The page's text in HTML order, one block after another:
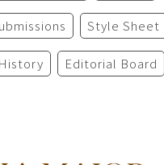
Style Sheet
History Editorial Board